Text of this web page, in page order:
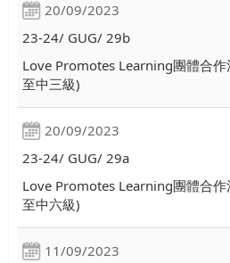
20/09/2023
23-24/ GUG/ 29b
Love Promotes Learning團體合作
至中三級)
20/09/2023
23-24/ GUG/ 29a
Love Promotes Learning團體合作
至中六級)
11/09/2023